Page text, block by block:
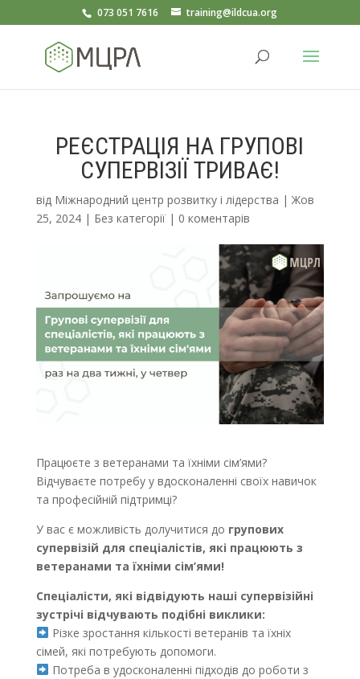
073 051 7616 training@ildcua.org
РЕЄСТРАЦІЯ НА ГРУПОВІ
СУПЕРВІЗІЇ ТРИВАЄ!
від Міжнародний центр розвитку і лідерства | Жов
25, 2024| Без категорії| 0 коментарів
Працюєте з ветеранами та їхніми сім’ями?
Відчуваєте потребу у вдосконаленні своїх навичок
та професійній підтримці?
У вас є можливість долучитися до групових
супервізій для спеціалістів, які працюють з
ветеранами та їхніми сім’ями!
Спеціалісти, які відвідують наші супервізійні
зустрічі відчувають подібні виклики:
Різке зростання кількості ветеранів та їхніх
сімей, які потребують допомоги.
Потреба в удосконаленні підходів до роботи з